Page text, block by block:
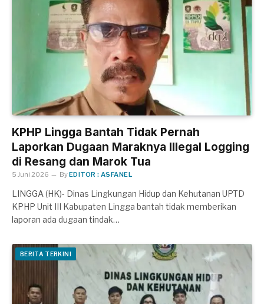
KPHP Lingga Bantah Tidak Pernah
Laporkan Dugaan Maraknya Illegal Logging
di Resang dan Marok Tua
5 Juni 2026 ByEDITOR : ASFANEL
LINGGA (HK)- Dinas Lingkungan Hidup dan Kehutanan UPTD
KPHP Unit III Kabupaten Lingga bantah tidak memberikan
laporan ada dugaan tindak…
BERITA TERKINI